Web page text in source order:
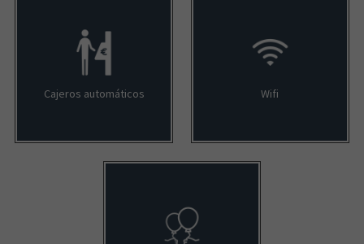
Cajeros automáticos Wifi